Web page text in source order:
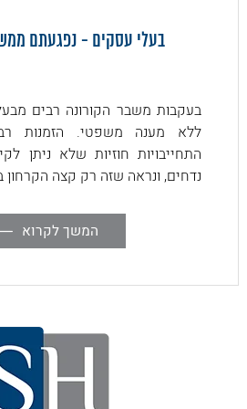
בעלי עסקים - נפגעתם
בעקבות משבר הקורונה רבים
ללא מענה משפטי. הזמנות
התחייבויות חוזיות שלא ניתן
נדחים, ונראה שזה רק קצה הקרחון
המשך לקרוא